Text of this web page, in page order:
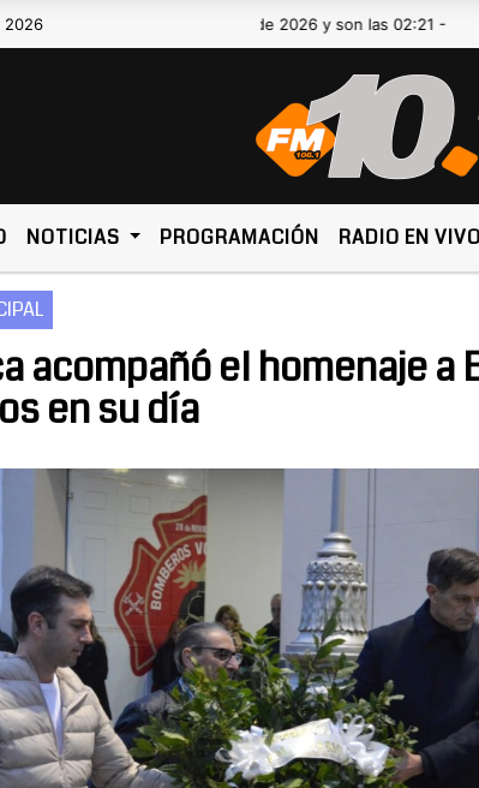
2026Viernes 7 de Agosto de 2026 y son las 02:21 -
NOTICIAS PROGRAMACIÓN RADIO EN VIVO
acompañó el homenaje a
en su día